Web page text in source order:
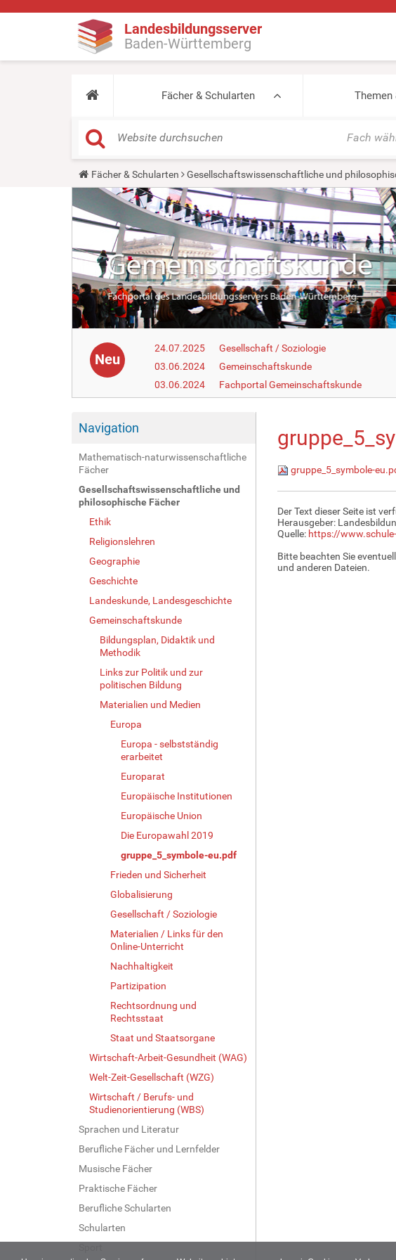
Landesbildungsserver
Baden-Württemberg
Fächer & Schularten Themen
Fach
Y
o
a
r
e
e
:
Fächer & Schularten Gesellschaftswissenschaftliche und
Neu
24.07.2025
Gesellschaft / Soziologie
03.06.2024
Gemeinschaftskunde
03.06.2024
Fachportal Gemeinschaftskunde
Navigation
Mathematisch-naturwissenschaftliche
Fächer
Gesellschaftswissenschaftliche und
philosophische Fächer
Ethik
Religionslehren
Geographie
Geschichte
Landeskunde, Landesgeschichte
Gemeinschaftskunde
Bildungsplan, Didaktik und
Methodik
Links zur Politik und zur
politischen Bildung
Materialien und Medien
Europa
Europa - selbstständig
erarbeitet
Europarat
Europäische Institutionen
Europäische Union
Die Europawahl 2019
gruppe_5_symbole-eu.pdf
Frieden und Sicherheit
Globalisierung
Gesellschaft / Soziologie
Materialien / Links für den
Online-Unterricht
Nachhaltigkeit
Partizipation
Rechtsordnung und
Rechtsstaat
Staat und Staatsorgane
Wirtschaft-Arbeit-Gesundheit (WAG)
Welt-Zeit-Gesellschaft (WZG)
Wirtschaft / Berufs- und
Studienorientierung (WBS)
Sprachen und Literatur
Berufliche Fächer und Lernfelder
Musische Fächer
Praktische Fächer
Berufliche Schularten
Schularten
gruppe_5_symbole-
Der Text dieser Seite ist
Herausgeber:
Quelle: https://
Bitte beachten Sie
und anderen Dateien.